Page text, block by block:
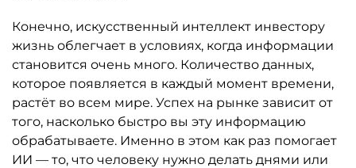
Конечно, искусственный интеллект инвестору
жизнь облегчает в условиях, когда информации
становится очень много. Количество данных,
которое появляется в каждый момент времени,
растёт во всем мире. Успех на рынке зависит от
того, насколько быстро вы эту информацию
обрабатываете. Именно в этом как раз помогает
ИИ — то, что человеку нужно делать днями или